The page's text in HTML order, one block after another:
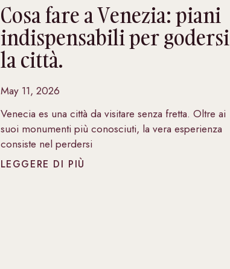
Cosa fare a Venezia: piani
indispensabili per godersi
la città.
May 11, 2026
Venecia es una città da visitare senza fretta. Oltre ai
suoi monumenti più conosciuti, la vera esperienza
consiste nel perdersi
LEGGERE DI PIÙ